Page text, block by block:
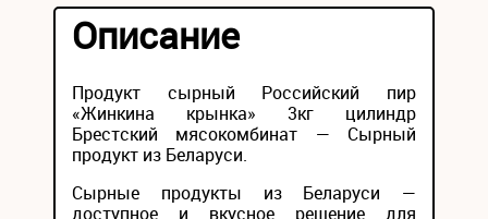
Описание
Продукт сырный Российский пир
«Жинкина крынка» 3кг цилиндр
Брестский мясокомбинат — Сырный
продукт из Беларуси.
Сырные продукты из Беларуси —
доступное и вкусное решение для